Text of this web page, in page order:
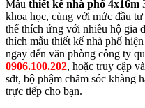
Mẫu thiết kế nhà phố 4x16m
khoa học, cùng với mức đầu
thể thích ứng với nhiều hộ gia
thích mẫu thiết kế nhà phố
ngay đến văn phòng công ty
0906.100.202, hoặc truy cập
sđt, bộ phậm chăm sóc khàng
trực tiếp cho bạn.